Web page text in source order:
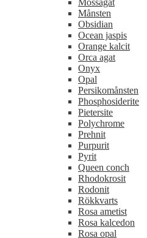
Mossagat
Månsten
Obsidian
Ocean jaspis
Orange kalcit
Orca agat
Onyx
Opal
Persikomånsten
Phosphosiderite
Pietersite
Polychrome
Prehnit
Purpurit
Pyrit
Queen conch
Rhodokrosit
Rodonit
Rökkvarts
Rosa ametist
Rosa kalcedon
Rosa opal